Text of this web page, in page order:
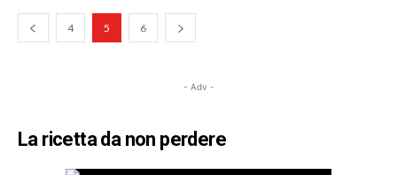
4 5 6
- Adv -
La ricetta da non perdere